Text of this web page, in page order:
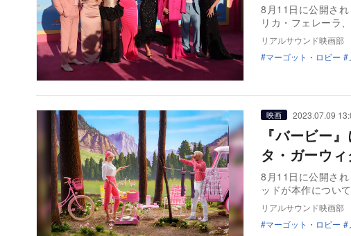
8月11日に公開さ
リカ・フェレーラ
リアルサウンド映画部
マーゴット・ロビー
映画 2023.07.09
『バービー
タ・ガーウ
8月11日に公開さ
ッドが本作につ
リアルサウンド映画部
マーゴット・ロビー